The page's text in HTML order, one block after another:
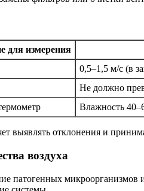
для измерения
0,5–1,5 м/с (в
Не должно
Влажность
выявлять отклонения и
воздуха
патогенных